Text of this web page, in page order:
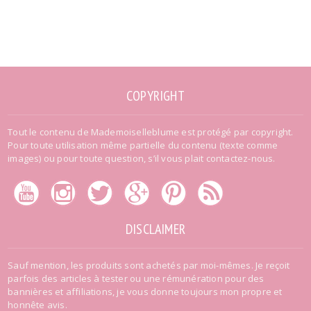
COPYRIGHT
Tout le contenu de Mademoiselleblume est protégé par copyright.
Pour toute utilisation même partielle du contenu (texte comme
images) ou pour toute question, s’il vous plait contactez-nous.
DISCLAIMER
Sauf mention, les produits sont achetés par moi-mêmes. Je reçoit
parfois des articles à tester ou une rémunération pour des
bannières et affiliations, je vous donne toujours mon propre et
honnête avis.